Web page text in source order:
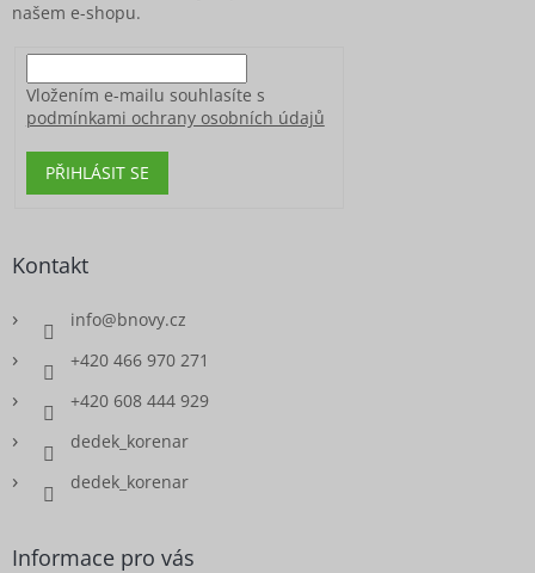
našem e-shopu.
Vložením e-mailu souhlasíte s
podmínkami ochrany osobních údajů
PŘIHLÁSIT SE
Kontakt
info@bnovy.cz
+420 466 970 271
+420 608 444 929
dedek_korenar
dedek_korenar
Informace pro vás